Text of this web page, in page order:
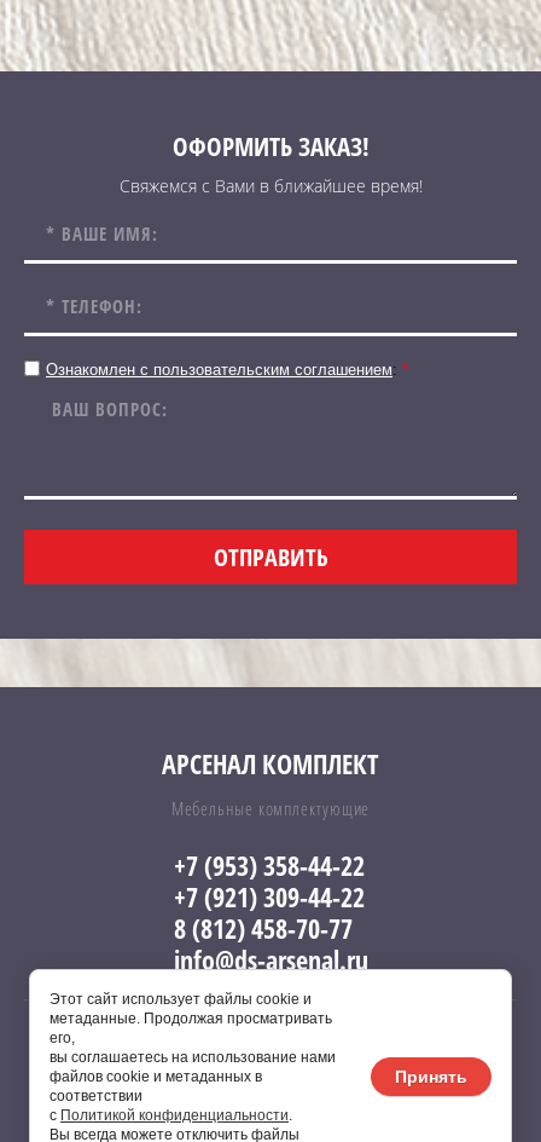
ОФОРМИТЬ ЗАКАЗ!
Свяжемся с Вами в ближайшее время!
Ознакомлен с пользовательским соглашением: *
ОТПРАВИТЬ
АРСЕНАЛ КОМПЛЕКТ
Мебельные комплектующие
+7 (953) 358-44-22
+7 (921) 309-44-22
8 (812) 458-70-77
info@ds-arsenal.ru
Copyright © 2017 - 2026 Арсенал
Этот сайт использует файлы cookie и
метаданные. Продолжая просматривать
его,
вы соглашаетесь на использование нами
файлов cookie и метаданных в
соответствии
с Политикой конфиденциальности.
Вы всегда можете отключить файлы
Принять